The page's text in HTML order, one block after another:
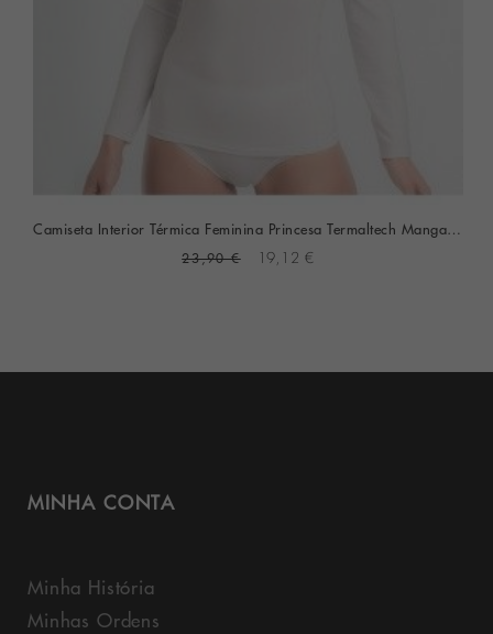
Camiseta Interior Térmica Feminina Princesa Termaltech Manga Comprida
23,90 € 19,12 €
MINHA CONTA
Minha História
Minhas Ordens